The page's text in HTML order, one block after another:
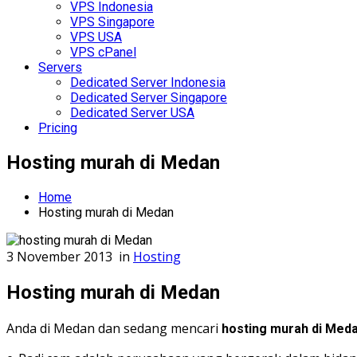
VPS Indonesia
VPS Singapore
VPS USA
VPS cPanel
Servers
Dedicated Server Indonesia
Dedicated Server Singapore
Dedicated Server USA
Pricing
Hosting murah di Medan
Home
Hosting murah di Medan
3 November 2013 in Hosting
Hosting murah di Medan
Anda di Medan dan sedang mencari hosting murah di